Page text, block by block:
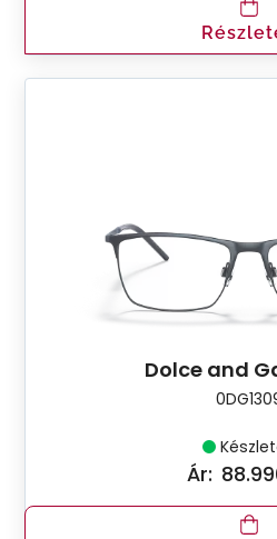
Dolce and
Ár: